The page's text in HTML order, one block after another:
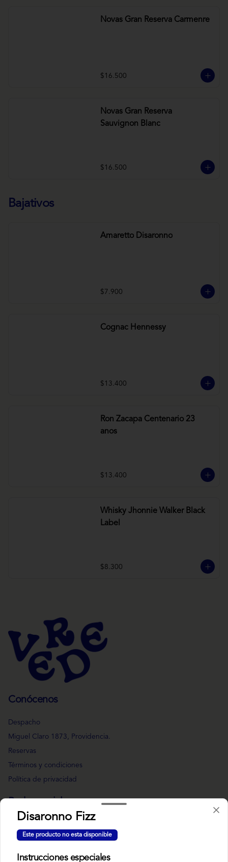
Novas Gran Reserva Carmenre
$16.500
Novas Gran Reserva
Sauvignon Blanc
$16.500
Bajativos
Amaretto Disaronno
$7.900
Cognac Hennessy
$13.400
Ron Zacapa Centenario 23
anos
$13.400
Whisky Jhonnie Walker Black
Label
$8.300
Conócenos
Despacho
Miguel Claro 1873, Providencia.
Reservas
Términos y condiciones
Política de privacidad
Redes sociales
Facebook
Disaronno Fizz
Este producto no esta disponible
Instrucciones especiales